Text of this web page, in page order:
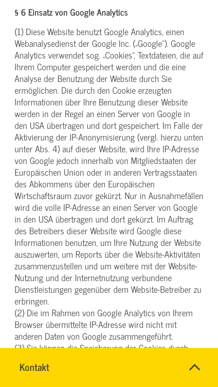
Kontakt
Name*
§ 6 Einsatz von Google Analytics
(1) Diese Website benutzt Google Analytics, einen
Webanalysedienst der Google Inc. („Google“). Google
Analytics verwendet sog. „Cookies“, Textdateien, die auf
Ihrem Computer gespeichert werden und die eine
Analyse der Benutzung der Website durch Sie
ermöglichen. Die durch den Cookie erzeugten
Informationen über Ihre Benutzung dieser Website
werden in der Regel an einen Server von Google in
den USA übertragen und dort gespeichert. Im Falle der
Aktivierung der IP-Anonymisierung (vergl. hierzu unten
unter Abs. 4) auf dieser Website, wird Ihre IP-Adresse
von Google jedoch innerhalb von Mitgliedstaaten der
Europäischen Union oder in anderen Vertragsstaaten
des Abkommens über den Europäischen
Wirtschaftsraum zuvor gekürzt. Nur in Ausnahmefällen
wird die volle IP-Adresse an einen Server von Google
in den USA übertragen und dort gekürzt. Im Auftrag
des Betreibers dieser Website wird Google diese
Informationen benutzen, um Ihre Nutzung der Website
auszuwerten, um Reports über die Website-Aktivitäten
zusammenzustellen und um weitere mit der Website-
Nutzung und der Internetnutzung verbundene
Dienstleistungen gegenüber dem Website-Betreiber zu
erbringen.
(2) Die im Rahmen von Google Analytics von Ihrem
Browser übermittelte IP-Adresse wird nicht mit
anderen Daten von Google zusammengeführt.
(3) Sie können die Speicherung der Cookies durch
Software und im Cookie-Consent-Tool verhindern; wir